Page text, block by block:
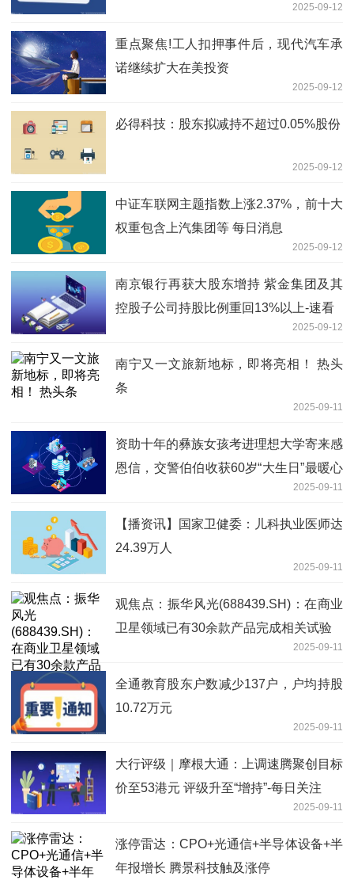
2025-09-12
重点聚焦!工人扣押事件后，现代汽车承
诺继续扩大在美投资
2025-09-12
必得科技：股东拟减持不超过0.05%股份
2025-09-12
中证车联网主题指数上涨2.37%，前十大
权重包含上汽集团等 每日消息
2025-09-12
南京银行再获大股东增持 紫金集团及其
控股子公司持股比例重回13%以上-速看
2025-09-12
南宁又一文旅新地标，即将亮相！ 热头
条
2025-09-11
资助十年的彝族女孩考进理想大学寄来感
恩信，交警伯伯收获60岁“大生日”最暖心
2025-09-11
【播资讯】国家卫健委：儿科执业医师达
24.39万人
2025-09-11
观焦点：振华风光(688439.SH)：在商业
卫星领域已有30余款产品完成相关试验
2025-09-11
全通教育股东户数减少137户，户均持股
10.72万元
2025-09-11
大行评级｜摩根大通：上调速腾聚创目标
价至53港元 评级升至“增持”-每日关注
2025-09-11
涨停雷达：CPO+光通信+半导体设备+半
年报增长 腾景科技触及涨停